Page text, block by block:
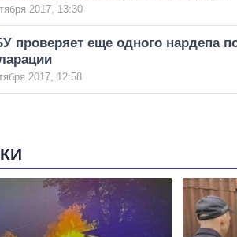
2017, 13:30
проверяет еще одного нардепа
2017, 12:58